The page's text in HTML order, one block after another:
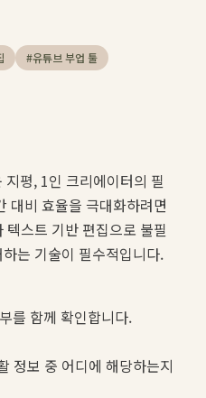
#유튜브 부업 툴
평, 1인 크리에이터의 필
대비 효율을 극대화하려면
스트 기반 편집으로 불필
는 기술이 필수적입니다.
를 함께 확인합니다.
정보 중 어디에 해당하는지